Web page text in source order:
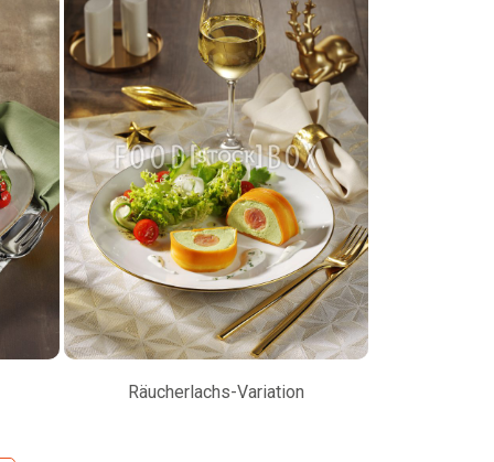
Räucherlachs-Variation